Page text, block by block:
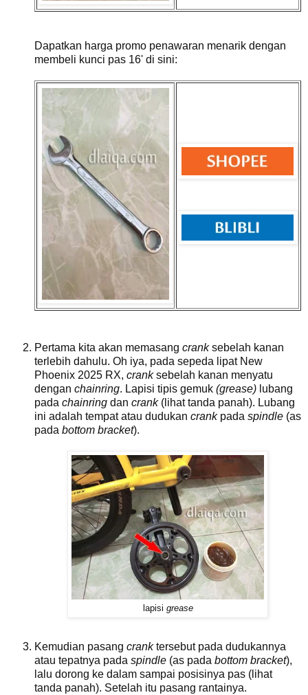
Dapatkan harga promo penawaran menarik dengan
membeli kunci pas 16' di sini:
Pertama kita akan memasang cranksebelah kanan
terlebih dahulu. Oh iya, pada sepeda lipat New
Phoenix 2025 RX, cranksebelah kanan menyatu
dengan chainring. Lapisi tipis gemuk (grease) lubang
pada chainring dan crank(lihat tanda panah). Lubang
ini adalah tempat atau dudukan crankpada spindle (as
pada bottom bracket).
lapisi grease
Kemudian pasang cranktersebut pada dudukannya
atau tepatnya pada spindle (as pada bottom bracket),
lalu dorong ke dalam sampai posisinya pas (lihat
tanda panah). Setelah itu pasang rantainya.